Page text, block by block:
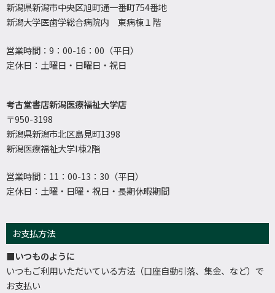
新潟県新潟市中央区旭町通一番町754番地
新潟大学医歯学総合病院内 東病棟１階
営業時間：9：00-16：00（平日）
定休日：土曜日・日曜日・祝日
考古堂書店新潟医療福祉大学店
〒950-3198
新潟県新潟市北区島見町1398
新潟医療福祉大学I棟2階
営業時間：11：00-13：30（平日）
定休日：土曜・日曜・祝日・長期休暇期間
お支払方法
■いつものように
いつもご利用いただいている方法（口座自動引落、集金、など）で
お支払い